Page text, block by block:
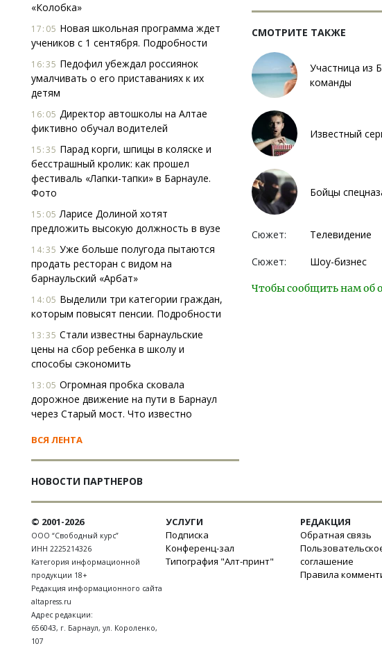
«Колобка»
17:05 Новая школьная программа ждет
учеников с 1 сентября. Подробности
16:35 Педофил убеждал россиянок
умалчивать о его приставаниях к их
детям
16:05 Директор автошколы на Алтае
фиктивно обучал водителей
15:35 Парад корги, шпицы в коляске и
бесстрашный кролик: как прошел
фестиваль «Лапки-тапки» в Барнауле.
Фото
15:05 Ларисе Долиной хотят
предложить высокую должность в вузе
14:35 Уже больше полугода пытаются
продать ресторан с видом на
барнаульский «Арбат»
14:05 Выделили три категории граждан,
которым повысят пенсии. Подробности
13:35 Стали известны барнаульские
цены на сбор ребенка в школу и
способы сэкономить
13:05 Огромная пробка сковала
дорожное движение на пути в Барнаул
через Старый мост. Что известно
ВСЯ ЛЕНТА
НОВОСТИ ПАРТНЕРОВ
СМОТРИТЕ ТАКЖЕ
Участница из
команды
Известный
Бойцы
Сюжет: Телевидение
Сюжет: Шоу-бизнес
Чтобы сообщить нам об
© 2001-2026
ООО “Свободный курс”
ИНН 2225214326
Категория информационной
продукции 18+
Редакция информационного сайта
altapress.ru
Адрес редакции:
656043, г. Барнаул, ул. Короленко,
107
УСЛУГИ
Подписка
Конференц-зал
Типография "Алт-принт"
РЕДАКЦИЯ
Обратная связь
соглашение
Правила